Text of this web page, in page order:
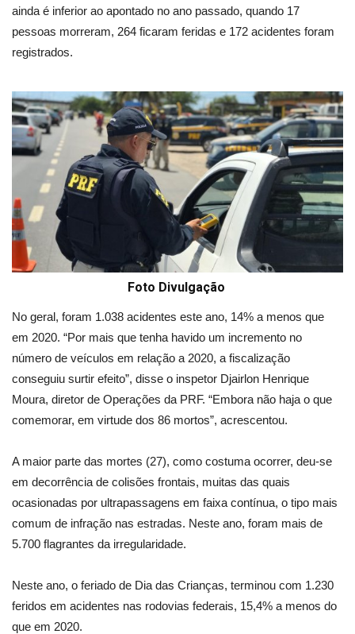
ainda é inferior ao apontado no ano passado, quando 17
pessoas morreram, 264 ficaram feridas e 172 acidentes foram
registrados.
Foto Divulgação
No geral, foram 1.038 acidentes este ano, 14% a menos que
em 2020. “Por mais que tenha havido um incremento no
número de veículos em relação a 2020, a fiscalização
conseguiu surtir efeito”, disse o inspetor Djairlon Henrique
Moura, diretor de Operações da PRF. “Embora não haja o que
comemorar, em virtude dos 86 mortos”, acrescentou.
A maior parte das mortes (27), como costuma ocorrer, deu-se
em decorrência de colisões frontais, muitas das quais
ocasionadas por ultrapassagens em faixa contínua, o tipo mais
comum de infração nas estradas. Neste ano, foram mais de
5.700 flagrantes da irregularidade.
Neste ano, o feriado de Dia das Crianças, terminou com 1.230
feridos em acidentes nas rodovias federais, 15,4% a menos do
que em 2020.